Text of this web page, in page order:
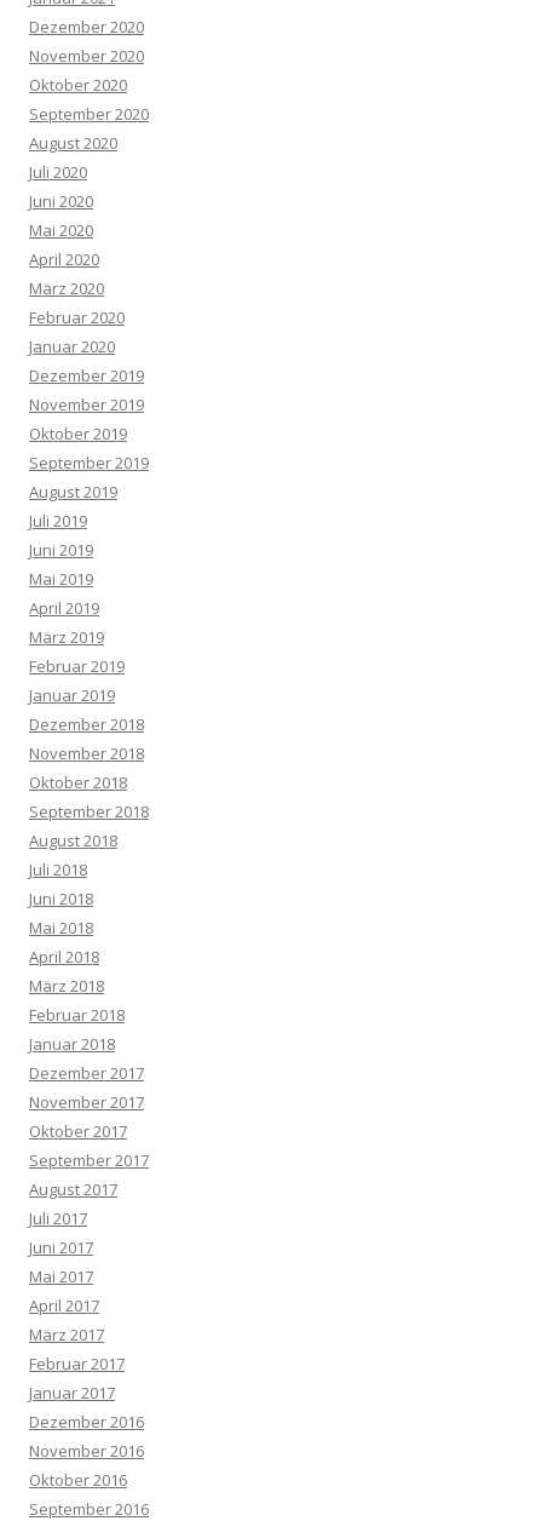
Dezember 2020
November 2020
Oktober 2020
September 2020
August 2020
Juli 2020
Juni 2020
Mai 2020
April 2020
März 2020
Februar 2020
Januar 2020
Dezember 2019
November 2019
Oktober 2019
September 2019
August 2019
Juli 2019
Juni 2019
Mai 2019
April 2019
März 2019
Februar 2019
Januar 2019
Dezember 2018
November 2018
Oktober 2018
September 2018
August 2018
Juli 2018
Juni 2018
Mai 2018
April 2018
März 2018
Februar 2018
Januar 2018
Dezember 2017
November 2017
Oktober 2017
September 2017
August 2017
Juli 2017
Juni 2017
Mai 2017
April 2017
März 2017
Februar 2017
Januar 2017
Dezember 2016
November 2016
Oktober 2016
September 2016